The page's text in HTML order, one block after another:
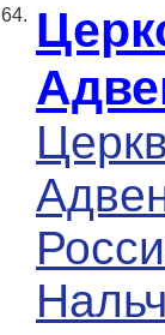
64.